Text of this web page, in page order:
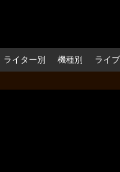
ライター別 機種別 ライブ